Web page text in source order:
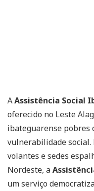
AAssistência Social
oferecido no Leste
ibateguarense pobres
vulnerabilidade social.
volantes e sedes
Nordeste, a
um serviço